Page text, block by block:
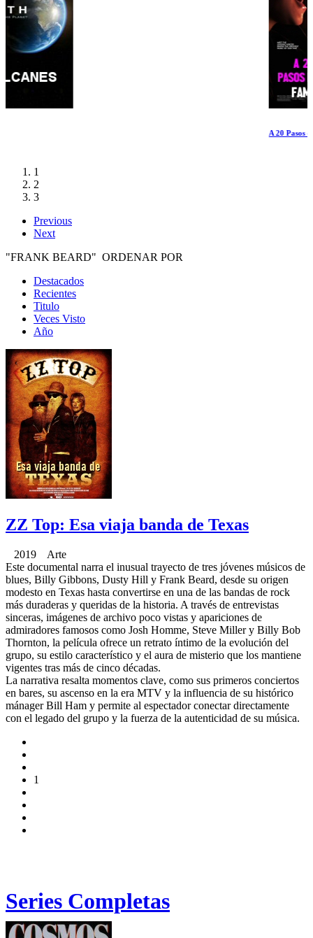
1
2
3
Previous
Next
"FRANK BEARD" ORDENAR POR
Destacados
Recientes
Titulo
Veces Visto
Año
ZZ Top: Esa viaja banda de Texas
2019 Arte
Este documental narra el inusual trayecto de tres jóvenes músicos de
blues, Billy Gibbons, Dusty Hill y Frank Beard, desde su origen
modesto en Texas hasta convertirse en una de las bandas de rock
más duraderas y queridas de la historia. A través de entrevistas
sinceras, imágenes de archivo poco vistas y apariciones de
admiradores famosos como Josh Homme, Steve Miller y Billy Bob
Thornton, la película ofrece un retrato íntimo de la evolución del
grupo, su estilo característico y el aura de misterio que los mantiene
vigentes tras más de cinco décadas.
La narrativa resalta momentos clave, como sus primeros conciertos
en bares, su ascenso en la era MTV y la influencia de su histórico
mánager Bill Ham y permite al espectador conectar directamente
con el legado del grupo y la fuerza de la autenticidad de su música.
1
Series Completas